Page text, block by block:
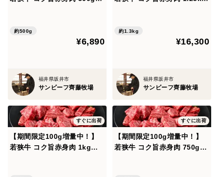
り寄せグルメ 赤身 ヘルシー
約500g
¥6,890
福井県坂井市
サンビーフ齊藤牧場
り寄せグルメ 赤身 ヘルシー
約1.3kg
¥16,300
福井県坂井市
サンビーフ齊藤牧場
すぐに出荷
【期間限定100g増量中！】
若狭牛 コク旨赤身肉 1kg（2
すぐに出荷
【期間限定100g増量中！】
若狭牛 コク旨赤身肉 750g